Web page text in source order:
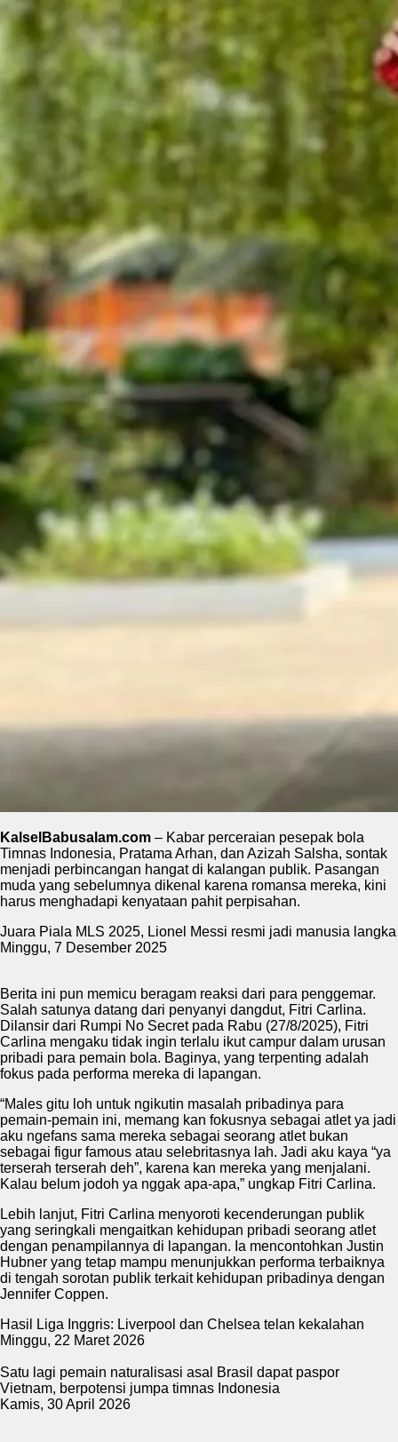
KalselBabusalam.com – Kabar perceraian pesepak bola
Timnas Indonesia, Pratama Arhan, dan Azizah Salsha, sontak
menjadi perbincangan hangat di kalangan publik. Pasangan
muda yang sebelumnya dikenal karena romansa mereka, kini
harus menghadapi kenyataan pahit perpisahan.
Juara Piala MLS 2025, Lionel Messi resmi jadi manusia langka
Minggu, 7 Desember 2025
Berita ini pun memicu beragam reaksi dari para penggemar.
Salah satunya datang dari penyanyi dangdut, Fitri Carlina.
Dilansir dari Rumpi No Secret pada Rabu (27/8/2025), Fitri
Carlina mengaku tidak ingin terlalu ikut campur dalam urusan
pribadi para pemain bola. Baginya, yang terpenting adalah
fokus pada performa mereka di lapangan.
“Males gitu loh untuk ngikutin masalah pribadinya para
pemain-pemain ini, memang kan fokusnya sebagai atlet ya jadi
aku ngefans sama mereka sebagai seorang atlet bukan
sebagai figur famous atau selebritasnya lah. Jadi aku kaya “ya
terserah terserah deh”, karena kan mereka yang menjalani.
Kalau belum jodoh ya nggak apa-apa,” ungkap Fitri Carlina.
Lebih lanjut, Fitri Carlina menyoroti kecenderungan publik
yang seringkali mengaitkan kehidupan pribadi seorang atlet
dengan penampilannya di lapangan. Ia mencontohkan Justin
Hubner yang tetap mampu menunjukkan performa terbaiknya
di tengah sorotan publik terkait kehidupan pribadinya dengan
Jennifer Coppen.
Hasil Liga Inggris: Liverpool dan Chelsea telan kekalahan
Minggu, 22 Maret 2026
Satu lagi pemain naturalisasi asal Brasil dapat paspor
Vietnam, berpotensi jumpa timnas Indonesia
Kamis, 30 April 2026